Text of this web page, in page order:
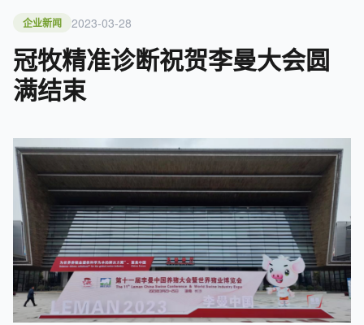
企业新闻 2023-03-28
冠牧精准诊断祝贺李曼大会圆
满结束